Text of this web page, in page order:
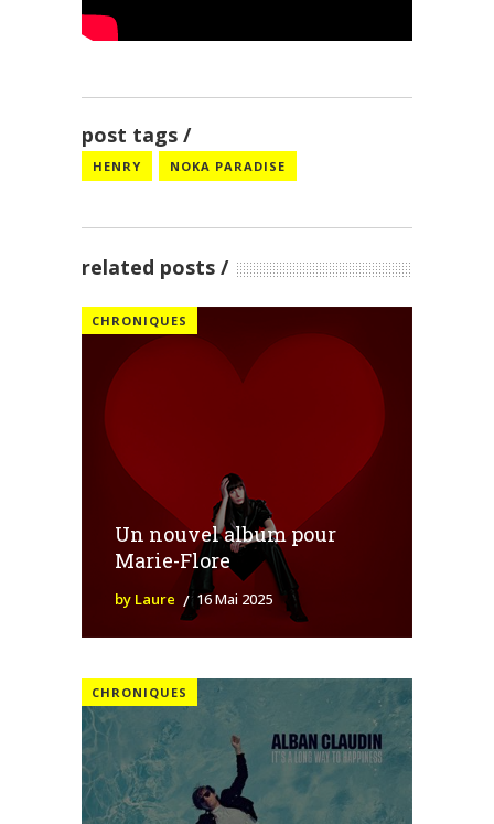
post tags
HENRY NOKA PARADISE
related posts
CHRONIQUES
Un nouvel album pour
Marie-Flore
by Laure 16 Mai 2025
CHRONIQUES